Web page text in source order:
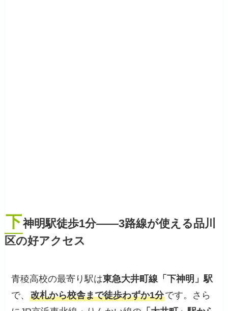
下神明駅徒歩1分——3路線が使える品川
区の好アクセス
青稜高校の最寄り駅は東急大井町線「下神明」駅
で、改札から校舎まで徒歩わずか1分です。さら